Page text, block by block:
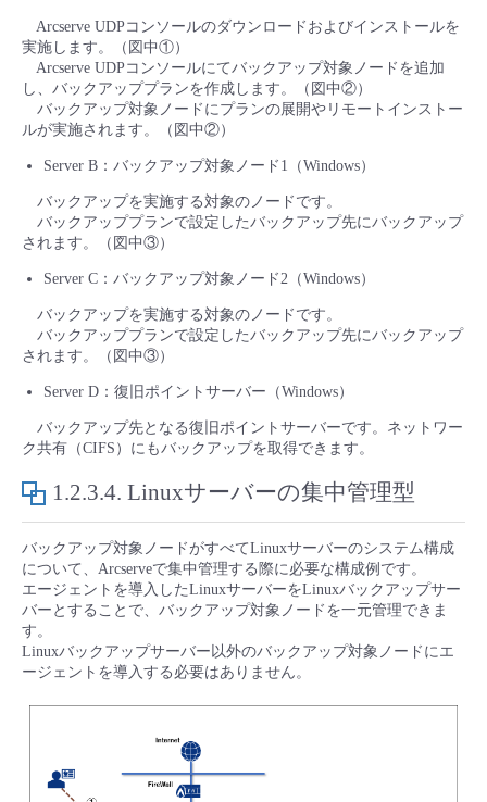
Arcserve UDPコンソールのダウンロードおよびインストールを
実施します。（図中①）
Arcserve UDPコンソールにてバックアップ対象ノードを追加
し、バックアッププランを作成します。（図中②）
バックアップ対象ノードにプランの展開やリモートインストー
ルが実施されます。（図中②）
Server B：バックアップ対象ノード1（Windows）
バックアップを実施する対象のノードです。
バックアッププランで設定したバックアップ先にバックアップ
されます。（図中③）
Server C：バックアップ対象ノード2（Windows）
バックアップを実施する対象のノードです。
バックアッププランで設定したバックアップ先にバックアップ
されます。（図中③）
Server D：復旧ポイントサーバー（Windows）
バックアップ先となる復旧ポイントサーバーです。ネットワー
ク共有（CIFS）にもバックアップを取得できます。
1.2.3.4. Linuxサーバーの集中管理型
バックアップ対象ノードがすべてLinuxサーバーのシステム構成
について、Arcserveで集中管理する際に必要な構成例です。
エージェントを導入したLinuxサーバーをLinuxバックアップサー
バーとすることで、バックアップ対象ノードを一元管理できま
す。
Linuxバックアップサーバー以外のバックアップ対象ノードにエ
ージェントを導入する必要はありません。